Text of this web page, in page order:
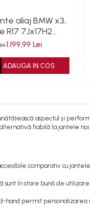
aliaj BMW x3,
R17 7Jx17H2
5x120 second
1.199,99 Lei
ADAUGA IN COS
aspectul și
fiabilă la jantele noi.
comparativ cu
sunt în stare bună de
permit personalizarea